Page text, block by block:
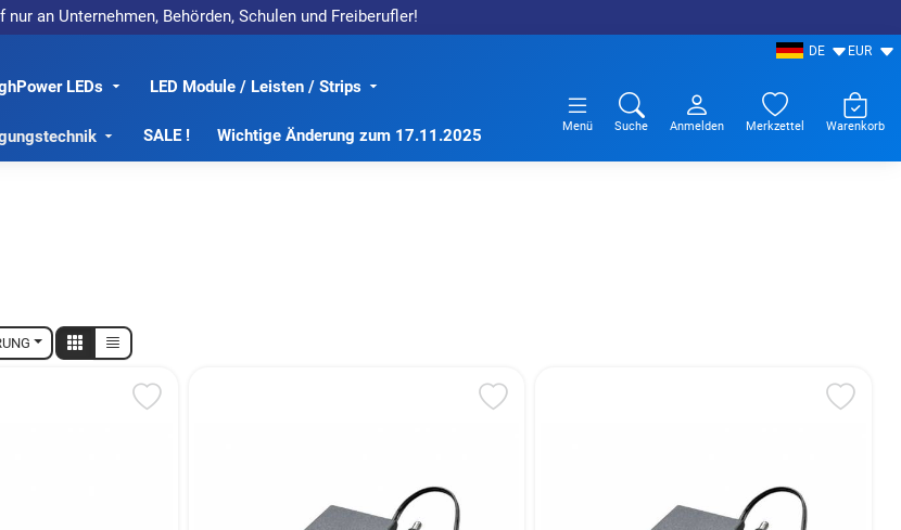
nur an Unternehmen, Behörden, Schulen und Freiberufler!
DE EUR
LEDs LED Module / Leisten / Strips
SALE ! Wichtige Änderung zum 17.11.2025 Menü Suche Anmelden Merkzettel Warenkorb